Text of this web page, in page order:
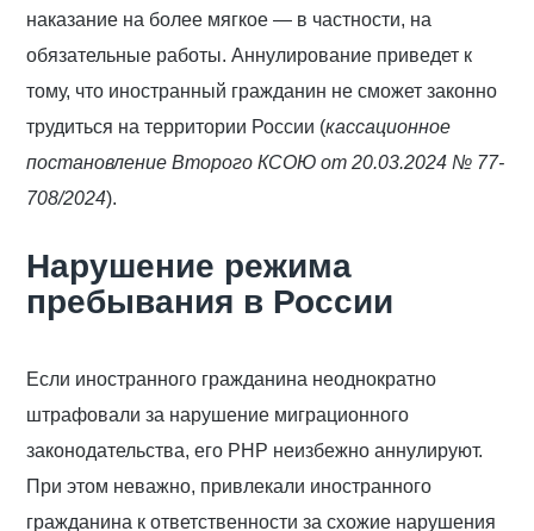
наказание на более мягкое — в частности, на
обязательные работы. Аннулирование приведет к
тому, что иностранный гражданин не сможет законно
трудиться на территории России (кассационное
постановление Второго КСОЮ от 20.03.2024 № 77-
708/2024).
Нарушение режима
пребывания в России
Если иностранного гражданина неоднократно
штрафовали за нарушение миграционного
законодательства, его РНР неизбежно аннулируют.
При этом неважно, привлекали иностранного
гражданина к ответственности за схожие нарушения